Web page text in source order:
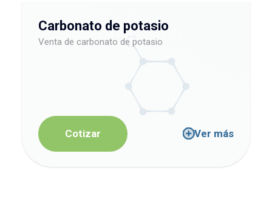
Carbonato de potasio
Venta de carbonato de potasio
Cotizar Ver más